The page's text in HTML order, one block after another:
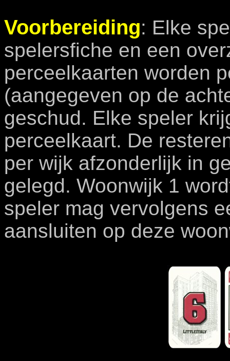
Voorbereiding: Elke
spelersfiche en een
perceelkaarten worden
(aangegeven op de
geschud. Elke speler
perceelkaart. De
per wijk afzonderlijk in
gelegd. Woonwijk 1
speler mag vervolgens
aansluiten op deze